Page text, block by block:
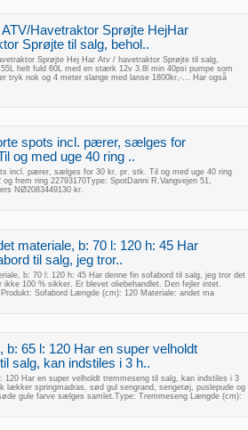
Havetraktor Sprøjte HejHar
Sprøjte til salg, behol..
Sprøjte Hej Har Atv / havetraktor Sprøjte til salg,
55L helt fuld 60L med en stærk 12v 3.8l min 40psi pumpe som
tryk nok og 4 meter slange med lanse 1800kr,-... Har også
spots incl. pærer, sælges for
og med uge 40 ring ..
incl. pærer, sælges for 30 kr. pr. stk. Til og med uge 40 ring
frem ring 22793170Type: SpotDanni R.Vangvejen 51,
NØ2083449130 kr.
materiale, b: 70 l: 120 h: 45 Har
til salg, jeg tror..
b: 70 l: 120 h: 45 Har denne fin sofabord til salg, jeg tror det
ikke 100 % sikker. Er blevet oliebehandlet. Den fejler intet.
Sofabord Længde (cm): 120 Materiale: andet ma
b: 65 l: 120 Har en super velholdt
salg, kan indstiles i 3 h..
120 Har en super velholdt tremmeseng til salg, kan indstiles i 3
lækker springmadras, sød gul sengrand, sengetøj, puslepude og
gule farve sælges samlet.Type: Tremmeseng Længde (cm):